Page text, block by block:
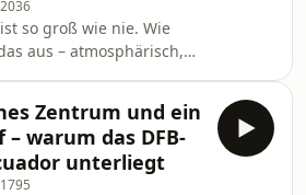
2036
so groß wie nie. Wie
aus – atmosphärisch,
zum Start der
Zentrum und ein
– warum das DFB-
unterliegt
1795